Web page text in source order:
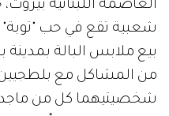
العاصمة اللبنانية
شعبية تقع في حب
بيع ملابس البالة
من المشاكل مع بلطجيين
شخصيتيهما كل من